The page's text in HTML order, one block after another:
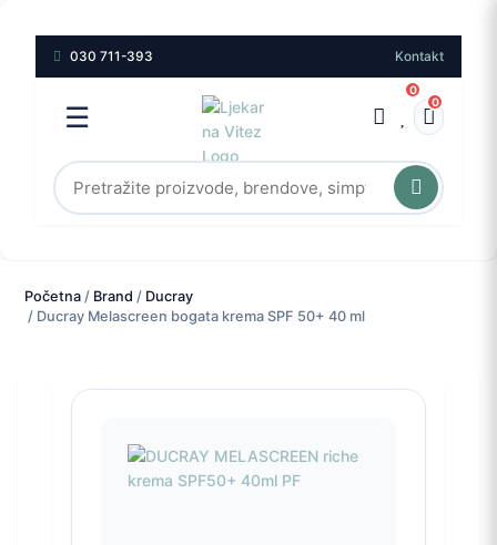
030 711-393 Kontakt
☰
0
0
Početna/ Brand / Ducray
/ Ducray Melascreen bogata krema SPF 50+ 40 ml